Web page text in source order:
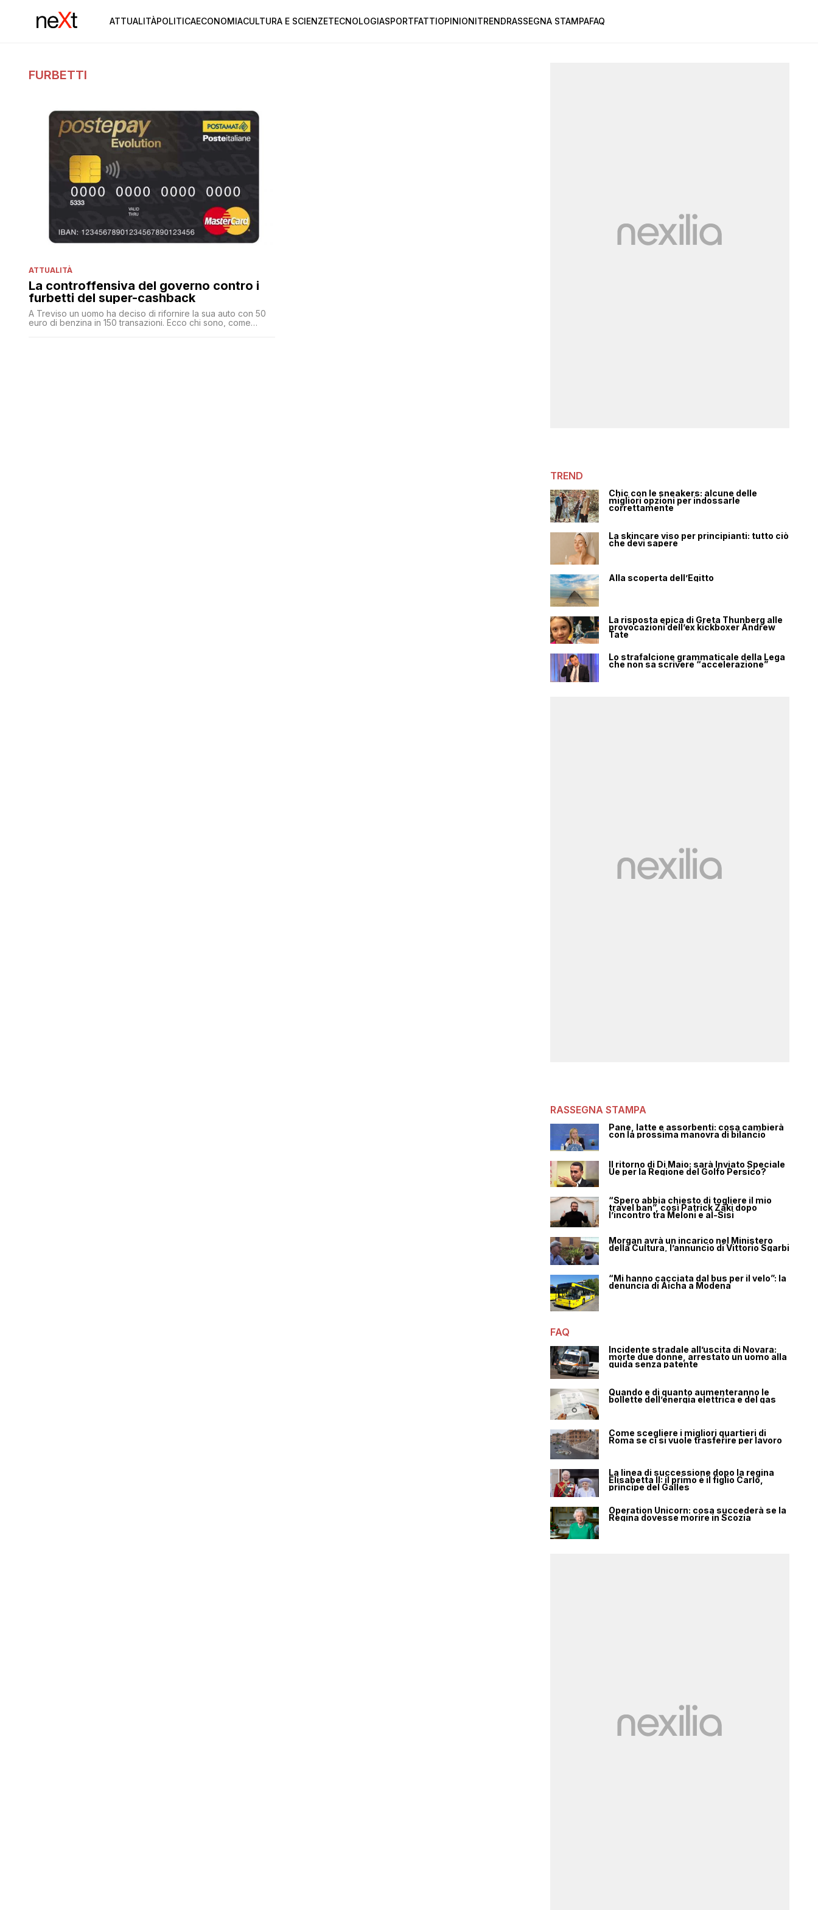
ATTUALITÀPOLITICAECONOMIACULTURA E SCIENZETECNOLOGIASPORTFATTIOPINIONITRENDRASSEGNA STAMPAFAQ
FURBETTI
ATTUALITÀ
La controffensiva del governo contro i
furbetti del super-cashback
A Treviso un uomo ha deciso di rifornire la sua auto con 50
euro di benzina in 150 transazioni. Ecco chi sono, come
TREND
Chic con le sneakers: alcune delle
migliori opzioni per indossarle
correttamente
La skincare viso per principianti: tutto ciò
che devi sapere
Alla scoperta dell’Egitto
La risposta epica di Greta Thunberg alle
provocazioni dell’ex kickboxer Andrew
Tate
Lo strafalcione grammaticale della Lega
che non sa scrivere “accelerazione”
RASSEGNA STAMPA
Pane, latte e assorbenti: cosa cambierà
con la prossima manovra di bilancio
Il ritorno di Di Maio: sarà Inviato Speciale
Ue per la Regione del Golfo Persico?
“Spero abbia chiesto di togliere il mio
travel ban”, così Patrick Zaki dopo
l’incontro tra Meloni e al-Sisi
Morgan avrà un incarico nel Ministero
della Cultura, l’annuncio di Vittorio Sgarbi
“Mi hanno cacciata dal bus per il velo”: la
denuncia di Aicha a Modena
FAQ
Incidente stradale all’uscita di Novara:
morte due donne, arrestato un uomo alla
guida senza patente
Quando e di quanto aumenteranno le
bollette dell’energia elettrica e del gas
Come scegliere i migliori quartieri di
Roma se ci si vuole trasferire per lavoro
La linea di successione dopo la regina
Elisabetta II: il primo è il figlio Carlo,
principe del Galles
Operation Unicorn: cosa succederà se la
Regina dovesse morire in Scozia